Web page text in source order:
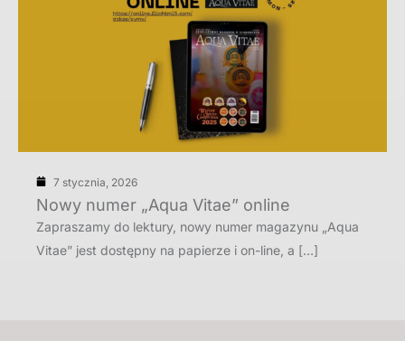
7 stycznia, 2026
Nowy numer „Aqua Vitae” online
Zapraszamy do lektury, nowy numer magazynu „Aqua
Vitae” jest dostępny na papierze i on-line, a […]